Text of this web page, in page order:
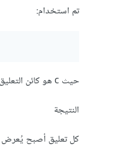
تم استخدام:
حيث c هو كائن التعليق، و user هو المستخدم الذي تم جلبه عبر populate.
النتيجة
كل تعليق أصبح يُعرض